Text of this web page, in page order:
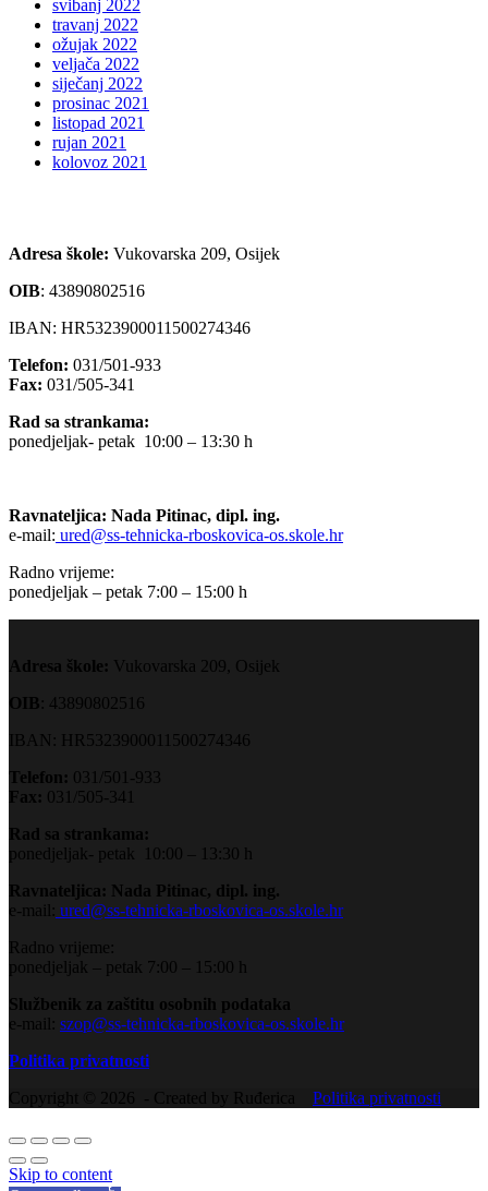
svibanj 2022
travanj 2022
ožujak 2022
veljača 2022
siječanj 2022
prosinac 2021
listopad 2021
rujan 2021
kolovoz 2021
Adresa škole: Vukovarska 209, Osijek
OIB: 43890802516
IBAN: HR5323900011500274346
Telefon: 031/501-933
Fax: 031/505-341
Rad sa strankama:
ponedjeljak- petak 10:00 – 13:30 h
Ravnateljica: Nada Pitinac, dipl. ing.
e-mail: ured@ss-tehnicka-rboskovica-os.skole.hr
Radno vrijeme:
ponedjeljak – petak 7:00 – 15:00 h
Adresa škole: Vukovarska 209, Osijek
OIB: 43890802516
IBAN: HR5323900011500274346
Telefon: 031/501-933
Fax: 031/505-341
Rad sa strankama:
ponedjeljak- petak 10:00 – 13:30 h
Ravnateljica: Nada Pitinac, dipl. ing.
e-mail: ured@ss-tehnicka-rboskovica-os.skole.hr
Radno vrijeme:
ponedjeljak – petak 7:00 – 15:00 h
Službenik za zaštitu osobnih podataka
e-mail: szop@ss-tehnicka-rboskovica-os.skole.hr
Politika privatnosti
Copyright © 2026 - Created by Ruđerica Politika privatnosti
Skip to content